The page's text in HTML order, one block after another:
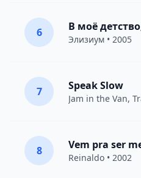
6 В моё
Элизиум • 2005
7 Speak Slow
Jam in the Van,
8 Vem pra ser
Reinaldo • 2002